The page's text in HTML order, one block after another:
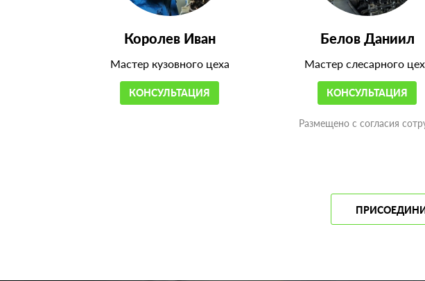
Королев Иван
Мастер кузовного цеха
КОНСУЛЬТАЦИЯ
Белов Даниил
Мастер слесарного
КОНСУЛЬТАЦИЯ
Размещено с согласия